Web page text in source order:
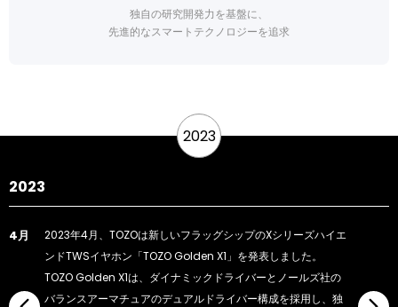
独自の研究開発力を基盤に、
先進的なスマートテクノロジーを追求
2023
2023
4月
2023年4月、TOZOは新しいフラッグシップのXシリーズハイエ
ンドTWSイヤホン「TOZO Golden X1」を発表しました。
TOZO Golden X1は、ダイナミックドライバーとノールズ社の
バランスアーマチュアのデュアルドライバー構成を採用し、独